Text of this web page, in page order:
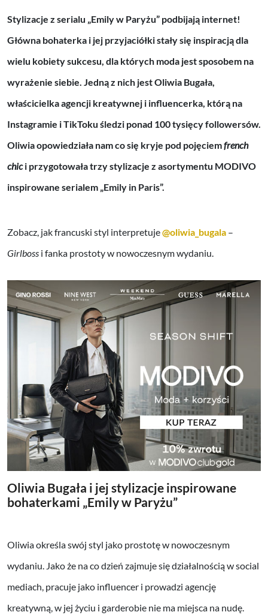
Stylizacje z serialu „Emily w Paryżu” podbijają internet!
Główna bohaterka i jej przyjaciółki stały się inspiracją dla
wielu kobiety sukcesu, dla których moda jest sposobem na
wyrażenie siebie. Jedną z nich jest Oliwia Bugała,
właścicielka agencji kreatywnej i influencerka, którą na
Instagramie i TikToku śledzi ponad 100 tysięcy followersów.
Oliwia opowiedziała nam co się kryje pod pojęciemfrench
chici przygotowała trzy stylizacje z asortymentu MODIVO
inspirowane serialem „Emily in Paris”.
Zobacz, jak francuski styl interpretuje@oliwia_bugala –
Girlboss i fanka prostoty w nowoczesnym wydaniu.
Oliwia Bugała i jej stylizacje inspirowane
bohaterkami „Emily w Paryżu”
Oliwia określa swój styl jako prostotę w nowoczesnym
wydaniu. Jako że na co dzień zajmuje się działalnością w social
mediach, pracuje jako influencer i prowadzi agencję
kreatywną, w jej życiu i garderobie nie ma miejsca na nudę.